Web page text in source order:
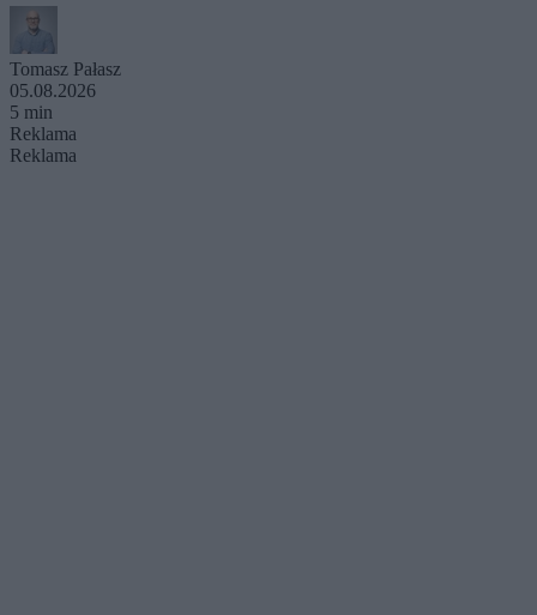
Tomasz Pałasz
05.08.2026
5 min
Reklama
Reklama